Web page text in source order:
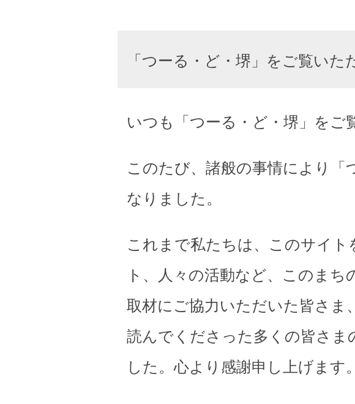
「つーる・ど・堺」をご覧いた
いつも「つーる・ど・堺」をご
このたび、諸般の事情により「
なりました。
これまで私たちは、このサイト
ト、人々の活動など、このま
取材にご協力いただいた皆さま
読んでくださった多くの皆さま
した。心より感謝申し上げます。